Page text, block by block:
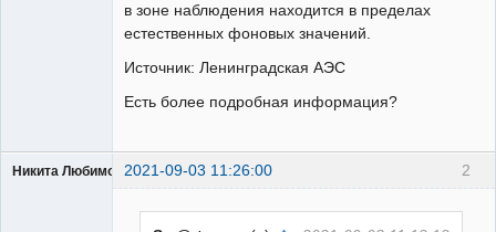
в зоне наблюдения находится в пределах
естественных фоновых значений.
Источник: Ленинградская АЭС
Есть более подробная информация?
2
Никита Любимов 2021-09-03 11:26:00